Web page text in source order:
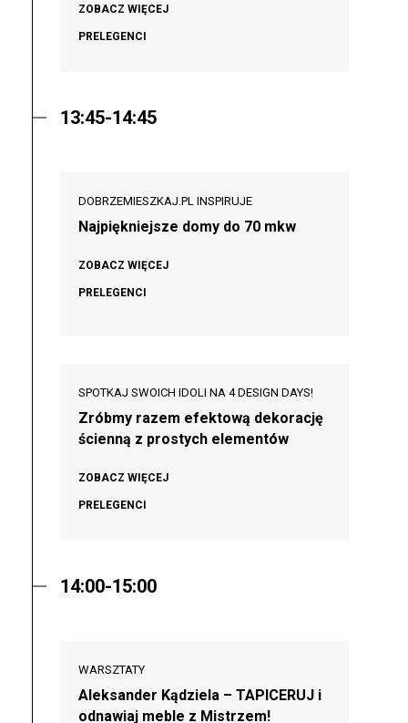
ZOBACZ WIĘCEJ
PRELEGENCI
13:45-14:45
DOBRZEMIESZKAJ.PL INSPIRUJE
Najpiękniejsze domy do 70 mkw
ZOBACZ WIĘCEJ
PRELEGENCI
SPOTKAJ SWOICH IDOLI NA 4 DESIGN DAYS!
Zróbmy razem efektową dekorację
ścienną z prostych elementów
ZOBACZ WIĘCEJ
PRELEGENCI
14:00-15:00
WARSZTATY
Aleksander Kądziela – TAPICERUJ i
odnawiaj meble z Mistrzem!